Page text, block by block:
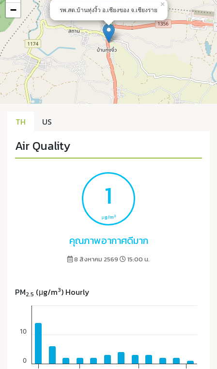
รพ.สต.บ้านทุ่งงิ้ว อ.เชียงของ จ.เชียงราย
×
−
TH US
Air Quality
1
μg/m3
คุณภาพอากาศดีมาก
8 สิงหาคม 2569 15:00 น.
PM2.5 (μg/m3) Hourly